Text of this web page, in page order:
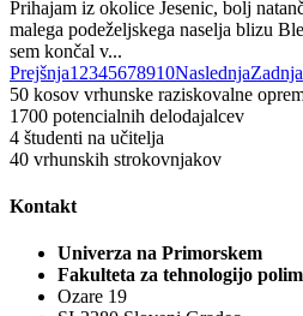
Prihajam iz okolice Jesenic, bolj
malega podeželjskega naselja blizu
sem končal v...
Prejšnja1 2345678910NaslednjaZadnja
50 kosov vrhunske raziskovalne
1700 potencialnih delodajalcev
4 študenti na učitelja
40 vrhunskih strokovnjakov
Kontakt
Univerza na Primorskem
Fakulteta za tehnologijo
Ozare 19